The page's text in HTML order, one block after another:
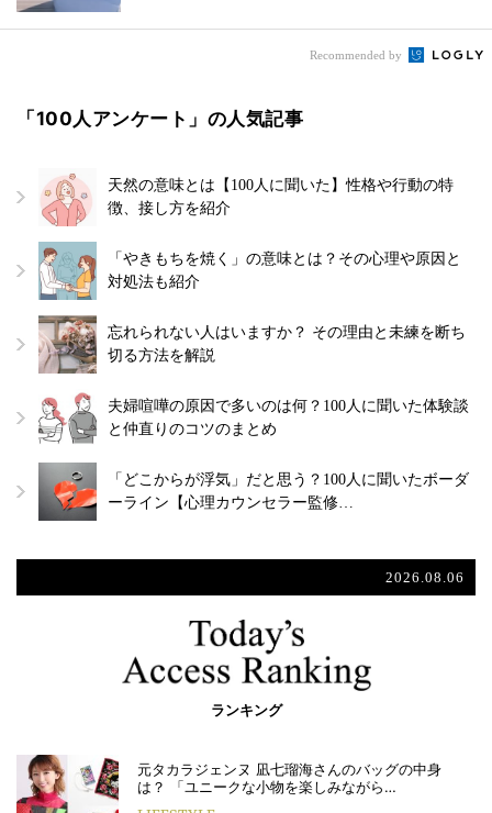
Recommended by
「100人アンケート」の人気記事
天然の意味とは【100人に聞いた】性格や行動の特
徴、接し方を紹介
「やきもちを焼く」の意味とは？その心理や原因と
対処法も紹介
忘れられない人はいますか？ その理由と未練を断ち
切る方法を解説
夫婦喧嘩の原因で多いのは何？100人に聞いた体験談
と仲直りのコツのまとめ
「どこからが浮気」だと思う？100人に聞いたボーダ
ーライン【心理カウンセラー監修…
2026.08.06
ランキング
元タカラジェンヌ 凪七瑠海さんのバッグの中身
は？ 「ユニークな小物を楽しみながら…